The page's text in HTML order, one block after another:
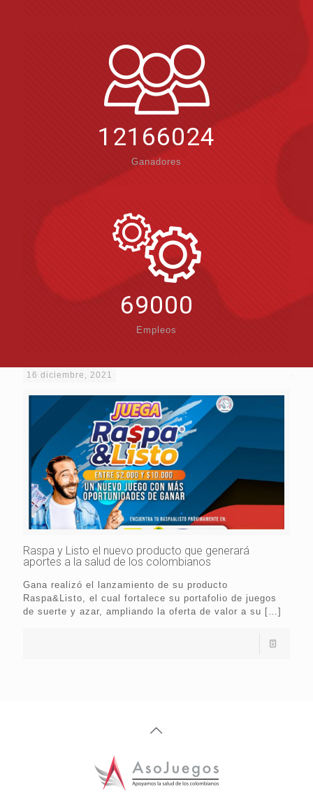
12166024
Ganadores
69000
Empleos
16 diciembre, 2021
Raspa y Listo el nuevo producto que generará
aportes a la salud de los colombianos
Gana realizó el lanzamiento de su producto
Raspa&Listo, el cual fortalece su portafolio de juegos
de suerte y azar, ampliando la oferta de valor a su […]